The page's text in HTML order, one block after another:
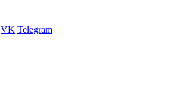
VK Telegram